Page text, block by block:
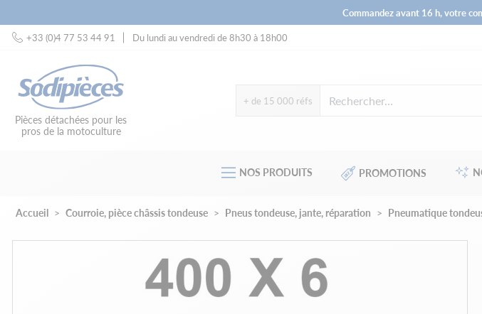
Commandez avant 16 h, votre
+33 (0)4 77 53 44 91
Du lundi au vendredi de 8h30 à 18h00
Pièces détachées pour les
pros de la motoculture
+ de 15 000 réfs
NOS PRODUITS PROMOTIONS
Accueil Courroie, pièce châssis tondeuse Pneus tondeuse, jante, réparation Pneumatique